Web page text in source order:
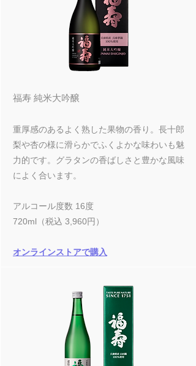
福寿 純米大吟醸
重厚感のあるよく熟した果物の香り。長十郎
梨や杏の様に滑らかでふくよかな味わいも魅
力的です。グラタンの香ばしさと豊かな風味
によく合います。
アルコール度数 16度
720ml（税込 3,960円）
オンラインストアで購入